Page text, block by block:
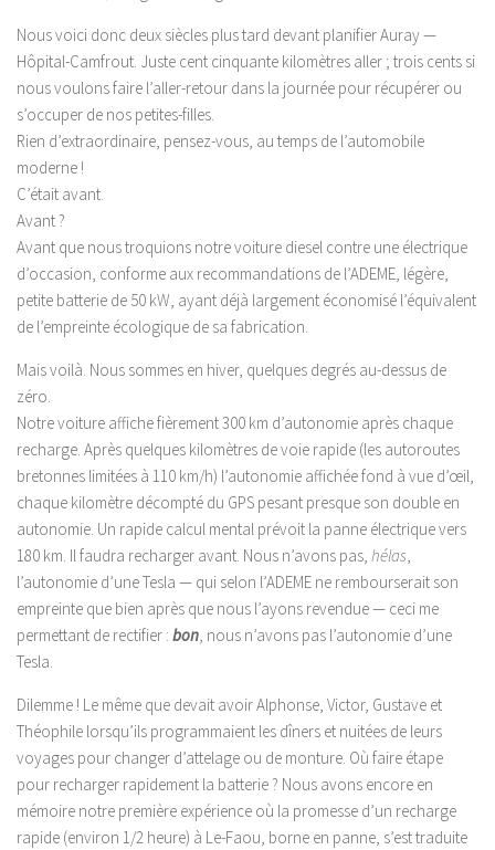
Nous voici donc deux siècles plus tard devant planifier Auray —
Hôpital-Camfrout. Juste cent cinquante kilomètres aller ; trois cents si
nous voulons faire l’aller-retour dans la journée pour récupérer ou
s’occuper de nos petites-filles.
Rien d’extraordinaire, pensez-vous, au temps de l’automobile
moderne !
C’était avant.
Avant ?
Avant que nous troquions notre voiture diesel contre une électrique
d’occasion, conforme aux recommandations de l’ADEME, légère,
petite batterie de 50 kW, ayant déjà largement économisé l’équivalent
de l’empreinte écologique de sa fabrication.
Mais voilà. Nous sommes en hiver, quelques degrés au-dessus de
zéro.
Notre voiture affiche fièrement 300 km d’autonomie après chaque
recharge. Après quelques kilomètres de voie rapide (les autoroutes
bretonnes limitées à 110 km/h) l’autonomie affichée fond à vue d’œil,
chaque kilomètre décompté du GPS pesant presque son double en
autonomie. Un rapide calcul mental prévoit la panne électrique vers
180 km. Il faudra recharger avant. Nous n’avons pas, hélas,
l’autonomie d’une Tesla — qui selon l’ADEME ne rembourserait son
empreinte que bien après que nous l’ayons revendue — ceci me
permettant de rectifier : bon, nous n’avons pas l’autonomie d’une
Tesla.
Dilemme ! Le même que devait avoir Alphonse, Victor, Gustave et
Théophile lorsqu’ils programmaient les dîners et nuitées de leurs
voyages pour changer d’attelage ou de monture. Où faire étape
pour recharger rapidement la batterie ? Nous avons encore en
mémoire notre première expérience où la promesse d’un recharge
rapide (environ 1/2 heure) à Le-Faou, borne en panne, s’est traduite